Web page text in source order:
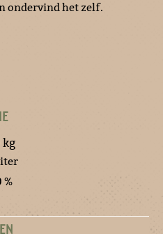
ondervind het zelf.
kg
%